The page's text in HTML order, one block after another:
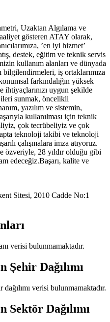
Uzaktan Algılama ve
gösteren ATAY olarak,
’en iyi hizmet’
destek, eğitim ve teknik servis
kullanım alanları ve dünyada
iş ortaklarımıza
farkındalığın yüksek
uygun şekilde
sunmak, öncelikli
yazılım ve sistemin,
kullanılması için teknik
çok tecrübeliyiz ve çok
teknoloji takibi ve teknoloji
çalışmalara imza atıyoruz.
özveriyle, 28 yıldır olduğu gibi
edeceğiz.Başarı, kalite ve
Sitesi, 2010 Cadde No:1
verisi bulunmamaktadır.
Şehir Dağılımı
dağılımı verisi bulunmamaktadır.
Sektör Dağılımı